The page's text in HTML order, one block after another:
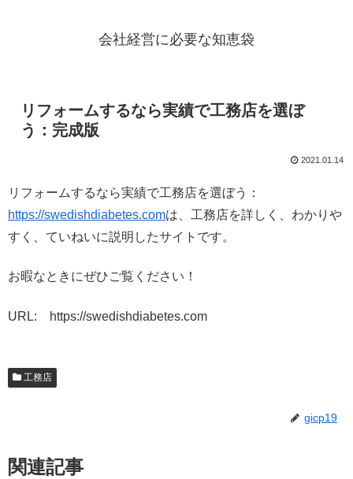
会社経営に必要な知恵袋
リフォームするなら実績で工務店を選ぼ
う：完成版
2021.01.14
リフォームするなら実績で工務店を選ぼう：
https://swedishdiabetes.comは、工務店を詳しく、わかりや
すく、ていねいに説明したサイトです。
お暇なときにぜひご覧ください！
URL: https://swedishdiabetes.com
工務店
gicp19
関連記事